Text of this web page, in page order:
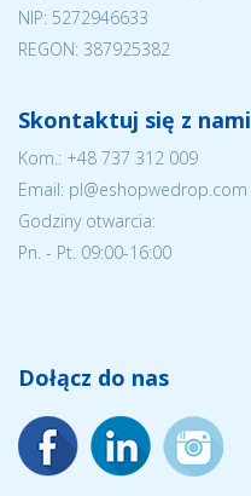
NIP: 5272946633
REGON: 387925382
Skontaktuj się z nami
Kom.: +48 737 312 009
Email: pl@eshopwedrop.com
Godziny otwarcia:
Pn. - Pt. 09:00-16:00
Dołącz do nas